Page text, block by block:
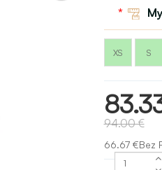
XS S
94.00 €
66.67 €Bez